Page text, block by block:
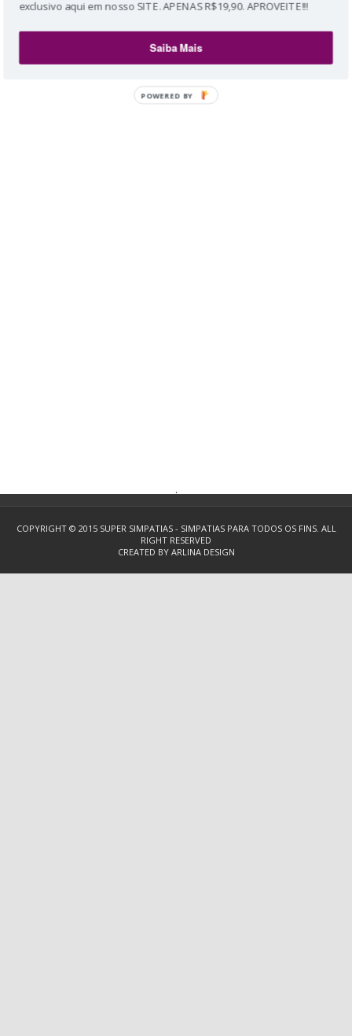
.
COPYRIGHT © 2015 SUPER SIMPATIAS - SIMPATIAS PARA TODOS OS FINS. ALL
RIGHT RESERVED
CREATED BY ARLINA DESIGN
exclusivo aqui em nosso SITE. APENAS R$19,90. APROVEITE!!!
Saiba Mais
POWERED BY